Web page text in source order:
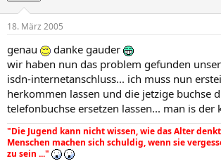
18. März 2005
genau
danke gauder
wir haben nun das problem gefunden
isdn-internetanschluss... ich muss nun
herkommen lassen und die jetzige buchse
telefonbuchse ersetzen lassen... man is der
"Die Jugend kann nicht wissen, wie das Alter
Menschen machen sich schuldig, wenn sie
zu sein ..."